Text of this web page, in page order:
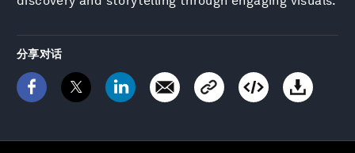
分享对话